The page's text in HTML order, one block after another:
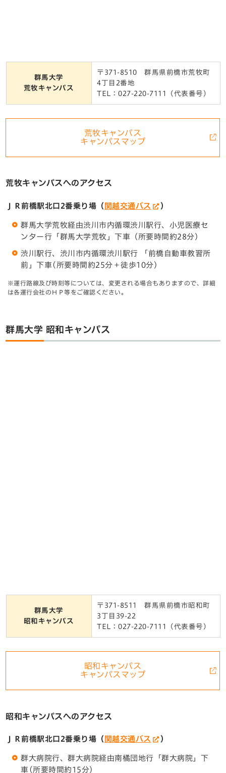
群馬大学
荒牧キャンパス
〒371-8510 群馬県前橋市荒牧町
4丁目2番地
TEL：027-220-7111（代表番号）
荒牧キャンパス
キャンパスマップ
荒牧キャンパスへのアクセス
ＪＲ前橋駅北口2番乗り場（ 関越交通バス ）
群馬大学荒牧経由渋川市内循環渋川駅行、小児医療セ
ンター行「群馬大学荒牧」下車（所要時間約28分）
渋川駅行、渋川市内循環渋川駅行 「前橋自動車教習所
前」下車(所要時間約25分＋徒歩10分)
※運行路線及び時刻等については、変更される場合もありますので、詳細
は各運行会社のＨＰ等をご確認ください。
群馬大学 昭和キャンパス
群馬大学
昭和キャンパス
〒371-8511 群馬県前橋市昭和町
3丁目39-22
TEL：027-220-7111（代表番号）
昭和キャンパス
キャンパスマップ
昭和キャンパスへのアクセス
ＪＲ前橋駅北口2番乗り場（ 関越交通バス ）
群大病院行、群大病院経由南橘団地行「群大病院」下
車(所要時間約15分)